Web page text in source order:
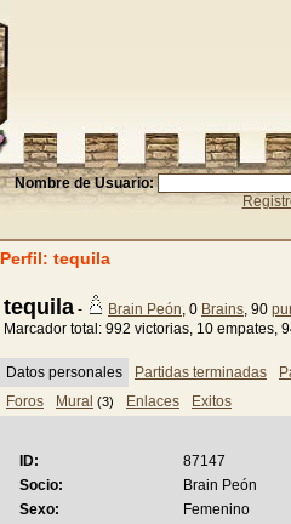
Nombre de Usuario:
Perfil: tequila
tequila - Brain Peón, 0 Brains, 90
Marcador total: 992 victorias, 10 empates,
Datos personales Partidas terminadas
Foros
Mural (3) Enlaces Exitos
ID:
87147
Socio:
Brain Peón
Sexo:
Femenino